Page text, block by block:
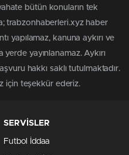
bütün konuların tek
trabzonhaberleri.xyz haber
yapılamaz, kanuna aykırı ve
yayınlanamaz. Aykırı
hakkı saklı tutulmaktadır.
için teşekkür ederiz.
SERVİSLER
Futbol İddaa